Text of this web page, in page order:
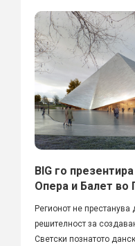
BIG го
Опера и Балет во
Регионот не престанува
решителност за
Светски познатото